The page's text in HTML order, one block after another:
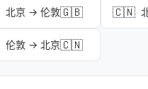
北京 → 伦敦🇬🇧 🇨🇳
伦敦 → 北京🇨🇳